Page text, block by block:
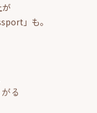
が
」も。
る